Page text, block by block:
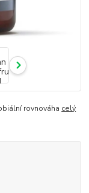
rovnováha celý